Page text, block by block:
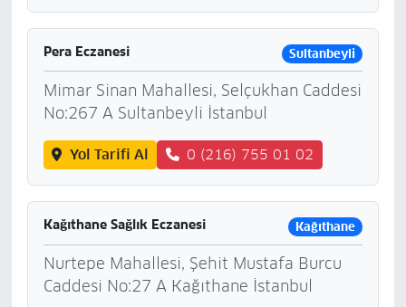
Pera Eczanesi Sultanbeyli
Mimar Sinan Mahallesi, Selçukhan Caddesi
No:267 A Sultanbeyli İstanbul
Yol Tarifi Al 0 (216) 755 01 02
Kağıthane Sağlık Eczanesi Kağıthane
Nurtepe Mahallesi, Şehit Mustafa Burcu
Caddesi No:27 A Kağıthane İstanbul